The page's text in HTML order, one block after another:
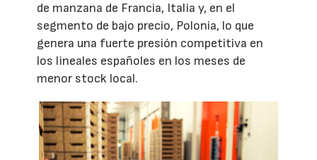
de manzana de Francia, Italia y, en el
segmento de bajo precio, Polonia, lo que
genera una fuerte presión competitiva en
los lineales españoles en los meses de
menor stock local.